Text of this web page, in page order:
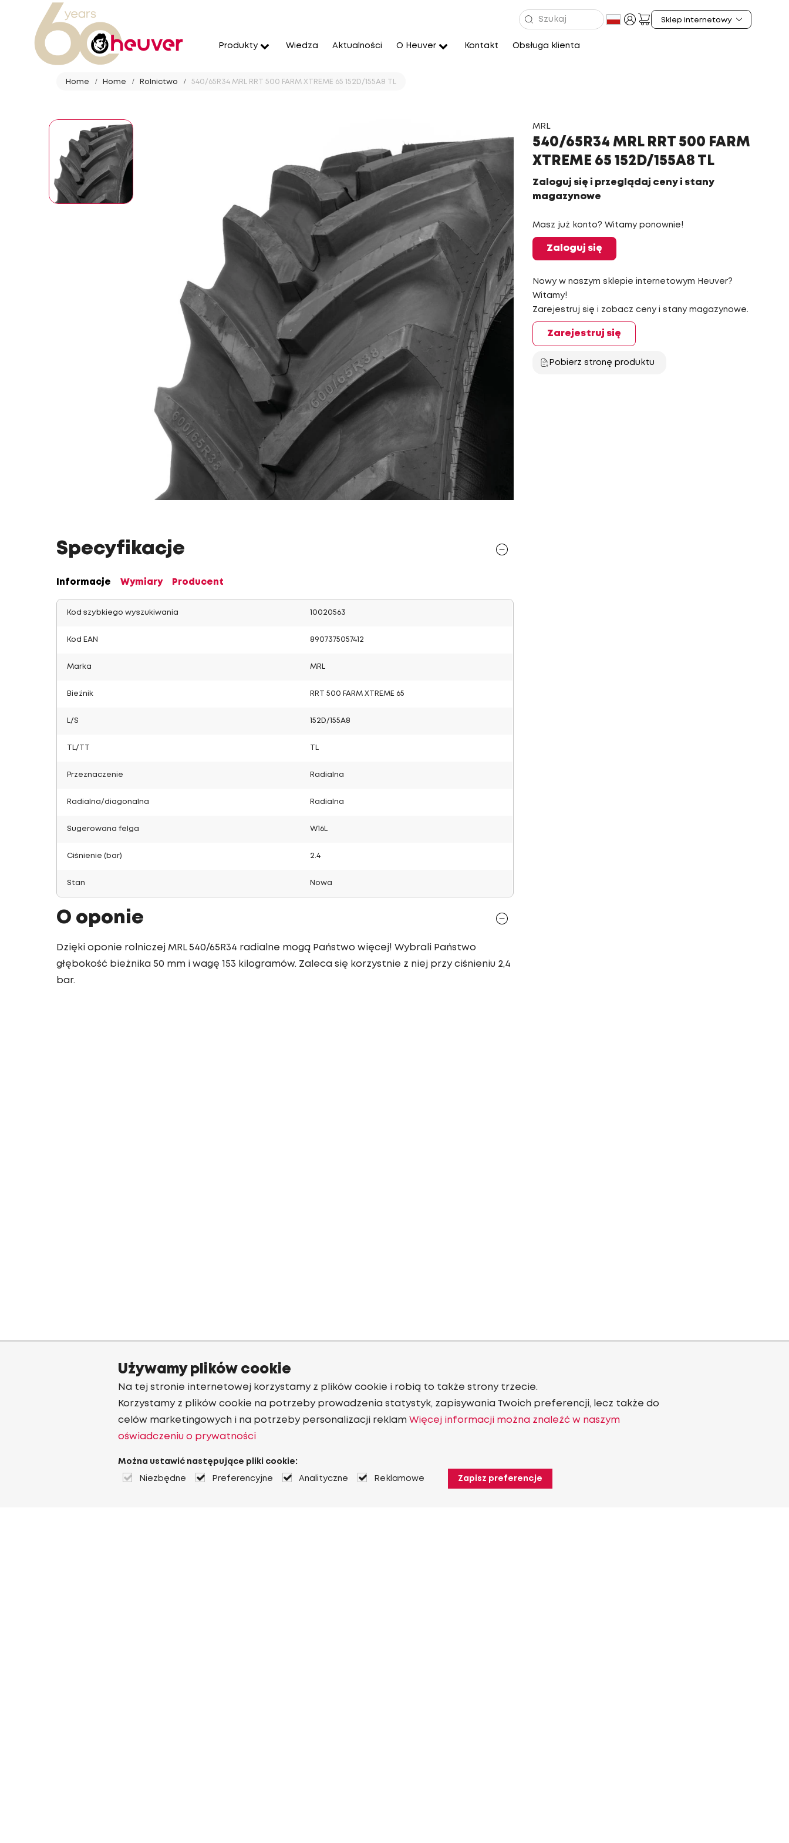
Produkty Wiedza Aktualności O Heuver Kontakt Obsługa klienta
Home Home Rolnictwo 540/65R34 MRL RRT 500 FARM XTREME 65 152D/155A8 TL
MRL
540/65R34 MRL RRT 500 FARM
XTREME 65 152D/155A8 TL
Zaloguj się i przeglądaj ceny i stany
magazynowe
Masz już konto? Witamy ponownie!
Zaloguj się
Nowy w naszym sklepie internetowym Heuver?
Witamy!
Zarejestruj się i zobacz ceny i stany magazynowe.
Zarejestruj się
Pobierz stronę produktu
Specyfikacje
Informacje Wymiary Producent
Kod szybkiego wyszukiwania 10020563
Kod EAN 8907375057412
Marka MRL
Bieżnik RRT 500 FARM XTREME 65
L/S 152D/155A8
TL/TT
Przeznaczenie Radialna
Radialna/diagonalna Radialna
Sugerowana felga W16L
Ciśnienie (bar) 2.4
Stan Nowa
O oponie
Dzięki oponie rolniczej MRL 540/65R34 radialne mogą Państwo więcej! Wybrali Państwo
głębokość bieżnika 50 mm i wagę 153 kilogramów. Zaleca się korzystnie z niej przy ciśnieniu 2,4
bar.
Używamy plików cookie
Na tej stronie internetowej korzystamy z plików cookie i robią to także strony trzecie.
Korzystamy z plików cookie na potrzeby prowadzenia statystyk, zapisywania Twoich preferencji, lecz także do
celów marketingowych i na potrzeby personalizacji reklam Więcej informacji można znaleźć w naszym
oświadczeniu o prywatności
Można ustawić następujące pliki cookie:
Niezbędne Preferencyjne Analityczne Reklamowe Zapisz preferencje